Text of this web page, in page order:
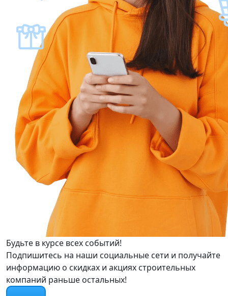
Будьте в курсе всех событий!
Подпишитесь на наши социальные сети и получайте
информацию о скидках и акциях строительных
компаний раньше остальных!